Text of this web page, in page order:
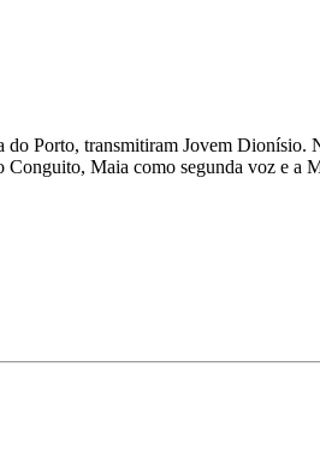
do Porto, transmitiram Jovem Dionísio.
Conguito, Maia como segunda voz e a